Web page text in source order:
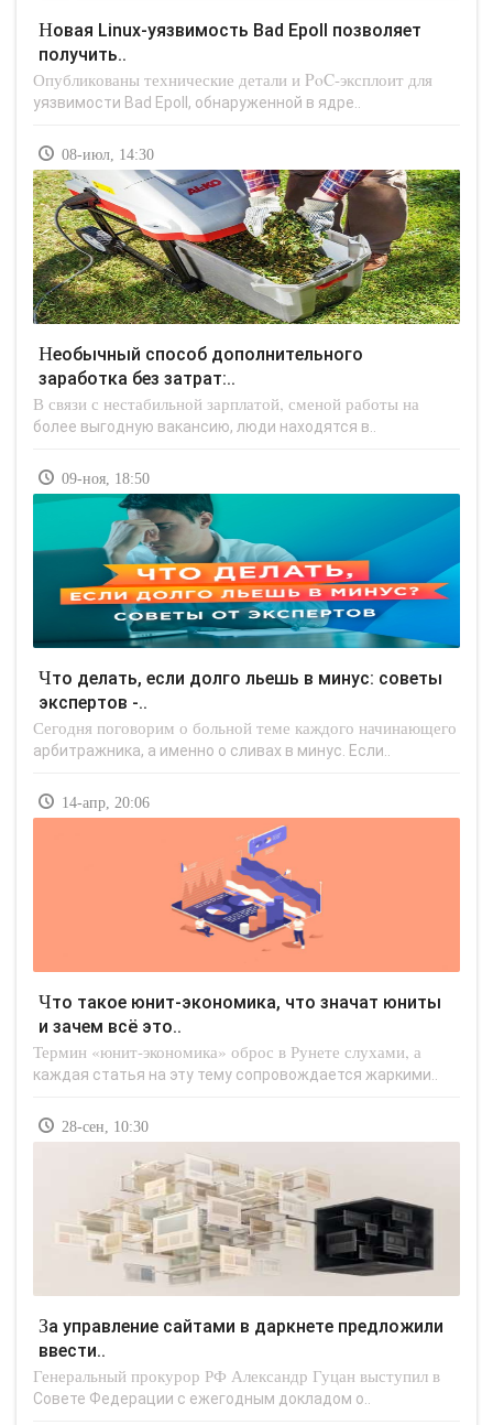
Новая Linux-уязвимость Bad Epoll позволяет
получить..
Опубликованы технические детали и PoC-эксплоит для
уязвимости Bad Epoll, обнаруженной в ядре..
08-июл, 14:30
Необычный способ дополнительного
заработка без затрат:..
В связи с нестабильной зарплатой, сменой работы на
более выгодную вакансию, люди находятся в..
09-ноя, 18:50
Что делать, если долго льешь в минус: советы
экспертов -..
Сегодня поговорим о больной теме каждого начинающего
арбитражника, а именно о сливах в минус. Если..
14-апр, 20:06
Что такое юнит-экономика, что значат юниты
и зачем всё это..
Термин «юнит-экономика» оброс в Рунете слухами, а
каждая статья на эту тему сопровождается жаркими..
28-сен, 10:30
За управление сайтами в даркнете предложили
ввести..
Генеральный прокурор РФ Александр Гуцан выступил в
Совете Федерации с ежегодным докладом о..